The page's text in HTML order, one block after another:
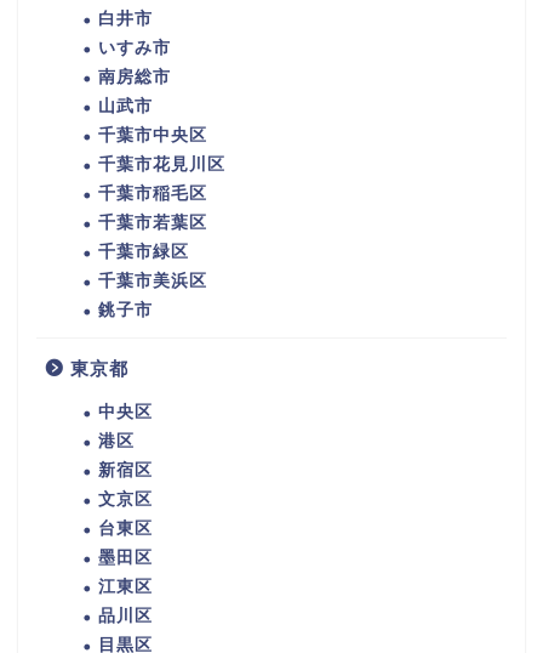
白井市
いすみ市
南房総市
山武市
千葉市中央区
千葉市花見川区
千葉市稲毛区
千葉市若葉区
千葉市緑区
千葉市美浜区
銚子市
東京都
中央区
港区
新宿区
文京区
台東区
墨田区
江東区
品川区
目黒区